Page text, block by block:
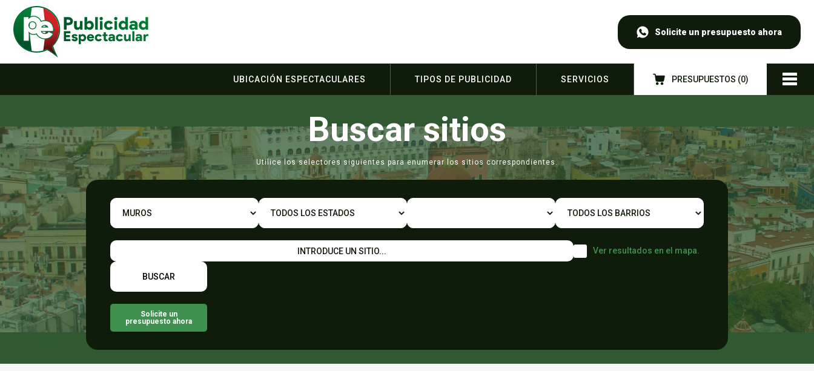
Solicite un presupuesto ahora
UBICACIÓN ESPECTACULARES TIPOS DE PUBLICIDAD SERVICIOS PRESUPUESTOS (0)
Buscar sitios
Utilice los selectores siguientes para enumerar los sitios correspondientes.
Ver resultados en el mapa.
Solicite un
presupuesto ahora